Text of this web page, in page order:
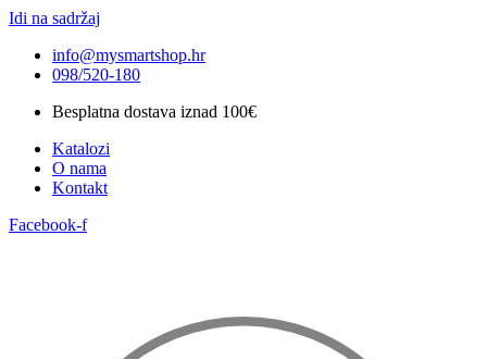
Idi na sadržaj
info@mysmartshop.hr
098/520-180
Besplatna dostava iznad 100€
Katalozi
O nama
Kontakt
Facebook-f